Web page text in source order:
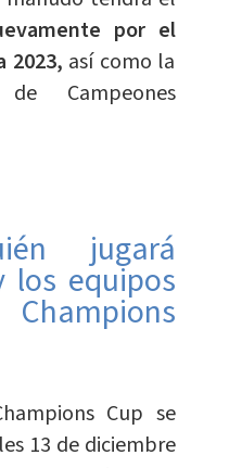
por el
2023, así como la
Campeones
jugará
los equipos
Cup se
13 de diciembre